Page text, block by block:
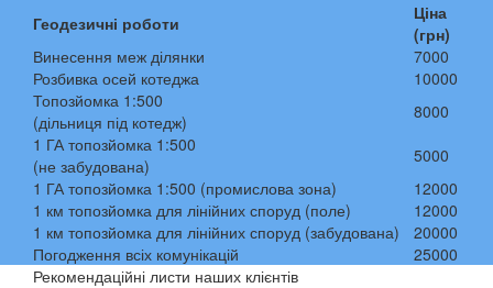
Геодезичні роботи
Ціна
(грн)
Винесення меж ділянки
7000
Розбивка осей котеджа
10000
Топозйомка 1:500
(дільниця під котедж)
8000
1 ГА топозйомка 1:500
(не забудована)
5000
1 ГА топозйомка 1:500 (промислова зона)
12000
1 км топозйомка для лінійних споруд (поле)
12000
1 км топозйомка для лінійних споруд (забудована)
20000
Погодження всіх комунікацій
25000
Рекомендаційні листи наших клієнтів